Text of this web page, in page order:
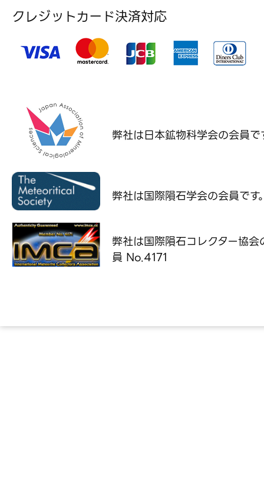
クレジットカード決済対応
弊社は日本鉱物科学会の会員で
弊社は国際隕石学会の会員です
弊社は国際隕石コレクター協会
員 No.4171